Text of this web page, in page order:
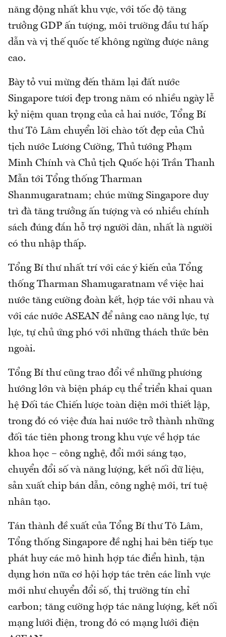
năng động nhất khu vực, với tốc độ tăng
trưởng GDP ấn tượng, môi trường đầu tư hấp
dẫn và vị thế quốc tế không ngừng được nâng
cao.
Bày tỏ vui mừng đến thăm lại đất nước
Singapore tươi đẹp trong năm có nhiều ngày lễ
kỷ niệm quan trọng của cả hai nước, Tổng Bí
thư Tô Lâm chuyển lời chào tốt đẹp của Chủ
tịch nước Lương Cường, Thủ tướng Phạm
Minh Chính và Chủ tịch Quốc hội Trần Thanh
Mẫn tới Tổng thống Tharman
Shanmugaratnam; chúc mừng Singapore duy
trì đà tăng trưởng ấn tượng và có nhiều chính
sách đúng đắn hỗ trợ người dân, nhất là người
có thu nhập thấp.
Tổng Bí thư nhất trí với các ý kiến của Tổng
thống Tharman Shamugaratnam về việc hai
nước tăng cường đoàn kết, hợp tác với nhau và
với các nước ASEAN để nâng cao năng lực, tự
lực, tự chủ ứng phó với những thách thức bên
ngoài.
Tổng Bí thư cũng trao đổi về những phương
hướng lớn và biện pháp cụ thể triển khai quan
hệ Đối tác Chiến lược toàn diện mới thiết lập,
trong đó có việc đưa hai nước trở thành những
đối tác tiên phong trong khu vực về hợp tác
khoa học – công nghệ, đổi mới sáng tạo,
chuyển đổi số và năng lượng, kết nối dữ liệu,
sản xuất chip bán dẫn, công nghệ mới, trí tuệ
nhân tạo.
Tán thành đề xuất của Tổng Bí thư Tô Lâm,
Tổng thống Singapore đề nghị hai bên tiếp tục
phát huy các mô hình hợp tác điển hình, tận
dụng hơn nữa cơ hội hợp tác trên các lĩnh vực
mới như chuyển đổi số, thị trường tín chỉ
carbon; tăng cường hợp tác năng lượng, kết nối
mạng lưới điện, trong đó có mạng lưới điện